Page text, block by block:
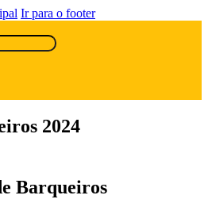
Ir para o footer
2024
Barqueiros